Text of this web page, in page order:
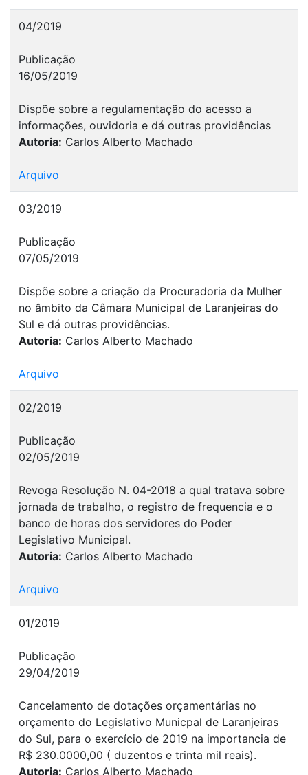
04/2019
Publicação
16/05/2019
Dispõe sobre a regulamentação do acesso a
informações, ouvidoria e dá outras providências
Autoria: Carlos Alberto Machado
Arquivo
03/2019
Publicação
07/05/2019
Dispõe sobre a criação da Procuradoria da Mulher
no âmbito da Câmara Municipal de Laranjeiras do
Sul e dá outras providências.
Autoria: Carlos Alberto Machado
Arquivo
02/2019
Publicação
02/05/2019
Revoga Resolução N. 04-2018 a qual tratava sobre
jornada de trabalho, o registro de frequencia e o
banco de horas dos servidores do Poder
Legislativo Municipal.
Autoria: Carlos Alberto Machado
Arquivo
01/2019
Publicação
29/04/2019
Cancelamento de dotações orçamentárias no
orçamento do Legislativo Municpal de Laranjeiras
do Sul, para o exercício de 2019 na importancia de
R$ 230.0000,00 ( duzentos e trinta mil reais).
Autoria: Carlos Alberto Machado